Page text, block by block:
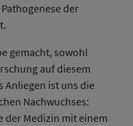
der
gemacht, sowohl
auf diesem
Anliegen ist uns die
Nachwuchses:
der Medizin mit einem